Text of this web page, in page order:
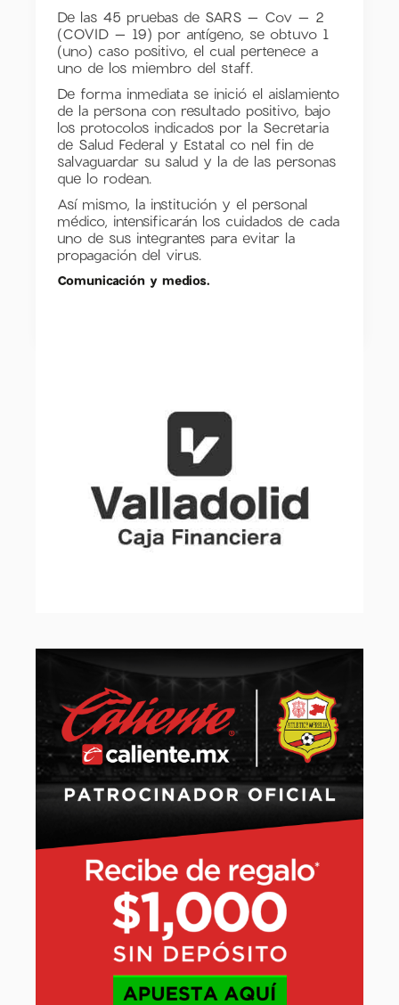
De las 45 pruebas de SARS – Cov – 2
(COVID – 19) por antígeno, se obtuvo 1
(uno) caso positivo, el cual pertenece a
uno de los miembro del staff.
De forma inmediata se inició el aislamiento
de la persona con resultado positivo, bajo
los protocolos indicados por la Secretaria
de Salud Federal y Estatal co nel fin de
salvaguardar su salud y la de las personas
que lo rodean.
Así mismo, la institución y el personal
médico, intensificarán los cuidados de cada
uno de sus integrantes para evitar la
propagación del virus.
Comunicación y medios.